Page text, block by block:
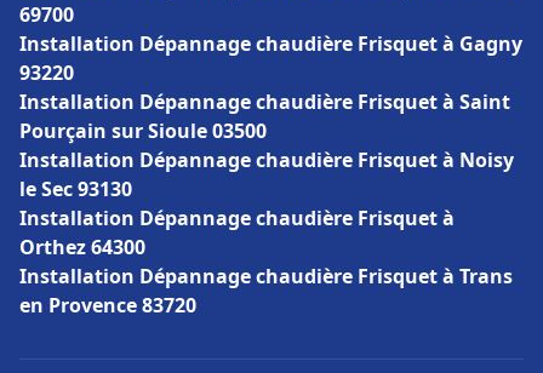
69700
Installation Dépannage chaudière Frisquet à Gagny
93220
Installation Dépannage chaudière Frisquet à Saint
Pourçain sur Sioule 03500
Installation Dépannage chaudière Frisquet à Noisy
le Sec 93130
Installation Dépannage chaudière Frisquet à
Orthez 64300
Installation Dépannage chaudière Frisquet à Trans
en Provence 83720